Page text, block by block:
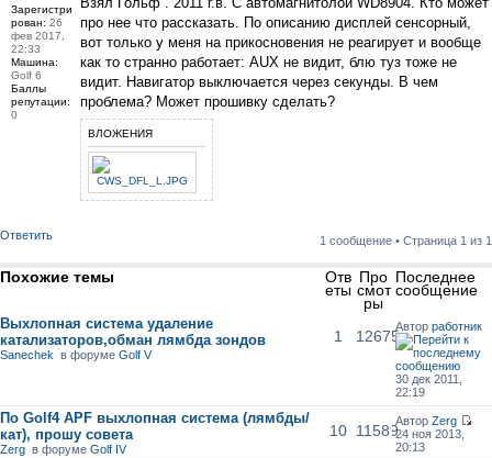
про нее что рассказать. По описанию дисплей сенсорный,
вот только у меня на прикосновения не реагирует и вообще
как то странно работает: AUX не видит, блю туз тоже не
видит. Навигатор выключается через секунды. В чем
проблема? Может прошивку сделать?
ВЛОЖЕНИЯ
Зарегистри
рован: 26
фев 2017,
22:33
Машина:
Golf 6
Баллы
репутации:
0
Ответить 1 сообщение • Страница 1 из 1
Похожие темы Отв
еты
Про
смот
ры
Последнее
сообщение
Выхлопная система удаление
катализаторов,обман лямбда зондов
Sanechek в форумеGolf V
1 12675
Автор работник
30 дек 2011,
22:19
По Golf4 APF выхлопная система (лямбды/
кат), прошу совета
Zerg в форумеGolf IV
10 11589
Автор Zerg
24 ноя 2013,
20:13